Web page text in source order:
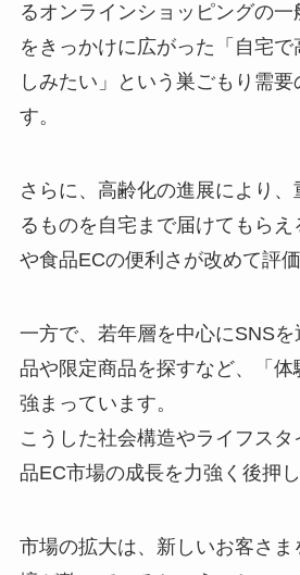
るオンラインショッピングの
をきっかけに広がった「自宅
しみたい」という巣ごもり需要
す。
さらに、高齢化の進展により
るものを自宅まで届けてもら
や食品ECの便利さが改めて評
一方で、若年層を中心にSNS
品や限定商品を探すなど、「体
強まっています。
こうした社会構造やライフス
品EC市場の成長を力強く後押し
市場の拡大は、新しいお客さま